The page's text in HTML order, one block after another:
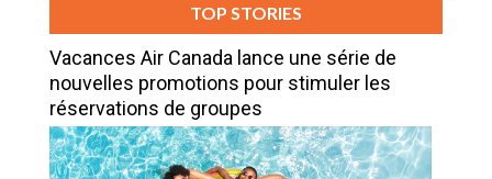
TOP STORIES
Vacances Air Canada lance une série de
nouvelles promotions pour stimuler les
réservations de groupes